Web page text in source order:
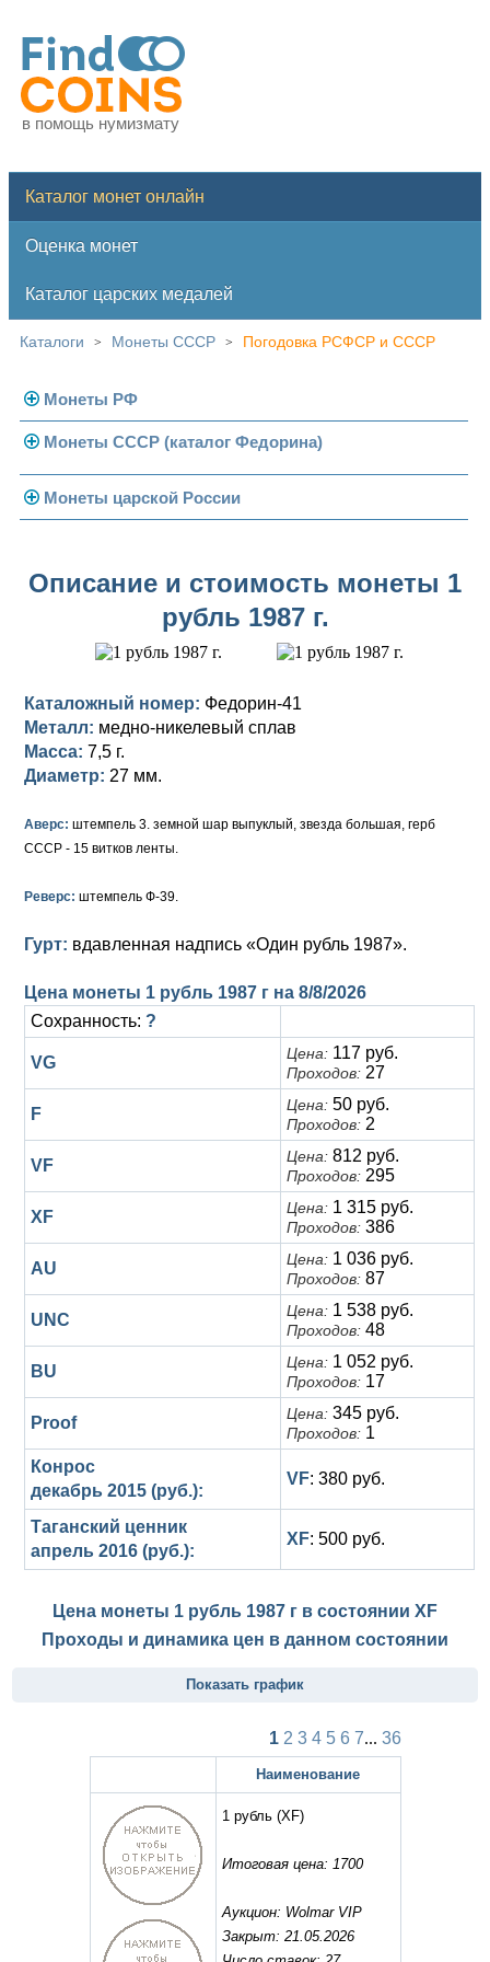
в помощь нумизмату
Каталог монет онлайн
Оценка монет
Каталог царских медалей
Каталоги > Монеты СССР > Погодовка РСФСР и СССР
Монеты РФ
Современная Россия
Монеты 1991-1993 гг.
Монеты СССР (каталог Федорина)
Погодовка СССР
Золотые червонцы
Памятные и юбилейные
Монеты царской России
Золото
Германская оккупация
Для Финляндии
Александр III (1881-1894)
Медь
Для Финляндии
Александр II (1855-1881)
Серебро
Памятные и донативные
Платина, золото
Серебро
Для Грузии
Русско-Польские
Для Польши
Памятные и донативные
Александр I (1801-1825)
Медь
Для Грузии
Для Польши
Павел I (1796-1801)
Серебро
Медь
Золото
Серебро
Медь
Сибирские монеты
Для Молдавии и Валахии
Петр III (1762)
Елизавета I (1741-1762)
Золото
Серебро
Медь
Альбертусталер
Иоанн Антонович (1740-1741)
Анна Иоанновна (1730-1740)
Петр II (1727-1730)
Золото
Серебро
Медь
Описание и стоимость монеты 1
рубль 1987 г.
Каталожный номер: Федорин-41
Металл: медно-никелевый сплав
Масса: 7,5 г.
Диаметр: 27 мм.
Аверс: штемпель 3. земной шар выпуклый, звезда большая, герб
СССР - 15 витков ленты.
Реверс: штемпель Ф-39.
Гурт: вдавленная надпись «Один рубль 1987».
Цена монеты 1 рубль 1987 г на 8/8/2026
Сохранность: ?
VG Цена: 117 руб.
Проходов: 27
F Цена: 50 руб.
Проходов: 2
VF Цена: 812 руб.
Проходов: 295
XF Цена: 1 315 руб.
Проходов: 386
AU Цена: 1 036 руб.
Проходов: 87
UNC Цена: 1 538 руб.
Проходов: 48
BU Цена: 1 052 руб.
Проходов: 17
Proof Цена: 345 руб.
Проходов: 1
Конрос
декабрь 2015 (руб.):
VF: 380 руб.
Таганский ценник
апрель 2016 (руб.):
XF: 500 руб.
Цена монеты 1 рубль 1987 г в состоянии XF
Проходы и динамика цен в данном состоянии
Показать график
1 2 3 4 5 6 7... 36
Наименование
1 рубль(XF)
Итоговая цена: 1700
Аукцион: Wolmar VIP
Закрыт: 21.05.2026